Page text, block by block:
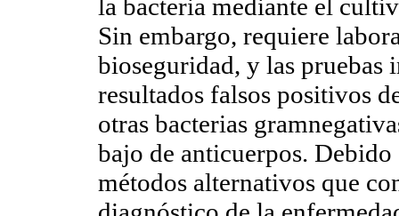
la bacteria mediante el
Sin embargo, requiere
bioseguridad, y las pruebas
resultados falsos positivos
otras bacterias
bajo de anticuerpos. Debido
métodos alternativos que